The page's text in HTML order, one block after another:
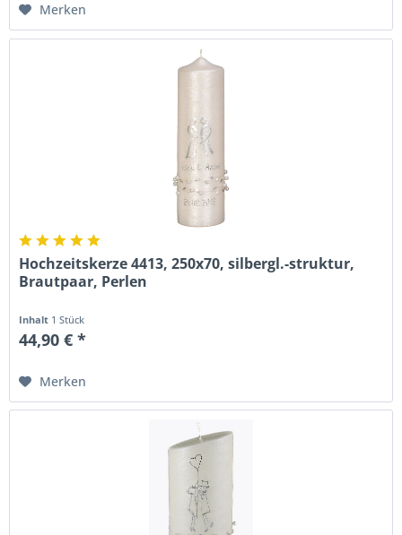
Merken
Hochzeitskerze 4413, 250x70, silbergl.-struktur,
Brautpaar, Perlen
Inhalt 1 Stück
44,90 € *
Merken